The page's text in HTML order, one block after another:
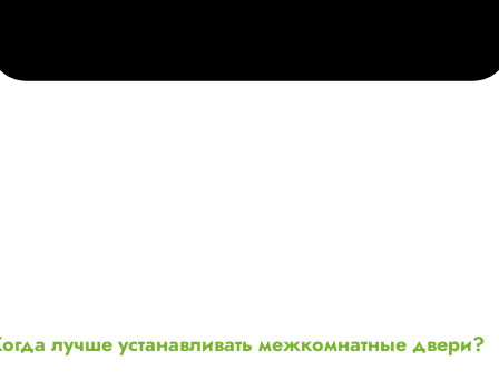
лучше устанавливать межкомнатные двери?